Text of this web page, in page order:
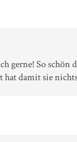
gerne! So schön
damit sie